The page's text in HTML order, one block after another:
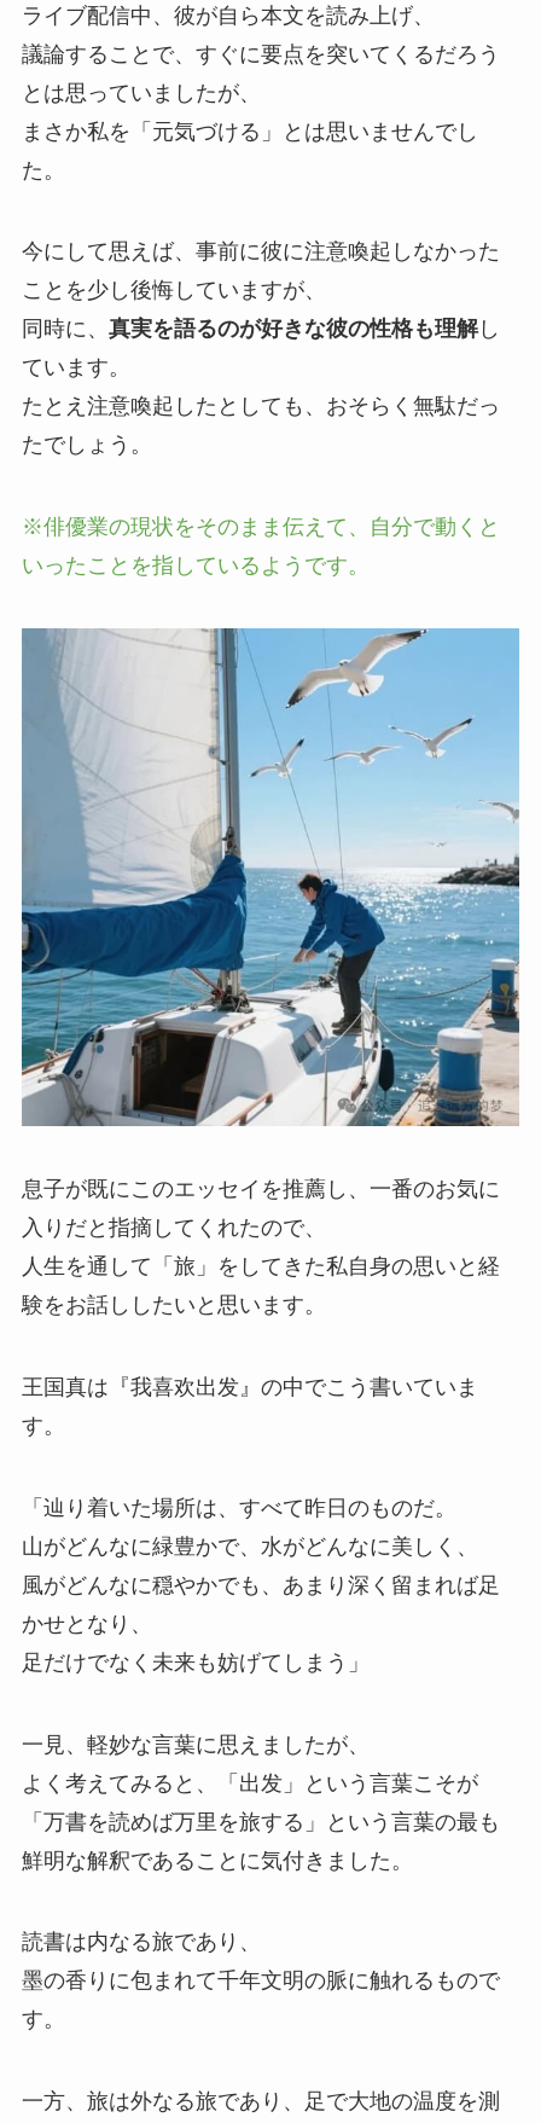
ライブ配信中、彼が自ら本文を読み上げ、
議論することで、すぐに要点を突いてくるだろう
とは思っていましたが、
まさか私を「元気づける」とは思いませんでし
た。
今にして思えば、事前に彼に注意喚起しなかった
ことを少し後悔していますが、
同時に、 真実を語るのが好きな彼の性格も理解し
ています。
たとえ注意喚起したとしても、おそらく無駄だっ
たでしょう。
※俳優業の現状をそのまま伝えて、自分で動くと
いったことを指しているようです。
息子が既にこのエッセイを推薦し、一番のお気に
入りだと指摘してくれたので、
人生を通して「旅」をしてきた私自身の思いと経
験をお話ししたいと思います。
王国真は『我喜欢出发』の中でこう書いていま
す。
「辿り着いた場所は、すべて昨日のものだ。
山がどんなに緑豊かで、水がどんなに美しく、
風がどんなに穏やかでも、あまり深く留まれば足
かせとなり、
足だけでなく未来も妨げてしまう」
一見、軽妙な言葉に思えましたが、
よく考えてみると、「出发」という言葉こそが
「万書を読めば万里を旅する」という言葉の最も
鮮明な解釈であることに気付きました。
読書は内なる旅であり、
墨の香りに包まれて千年文明の脈に触れるもので
す。
一方、旅は外なる旅であり、足で大地の温度を測